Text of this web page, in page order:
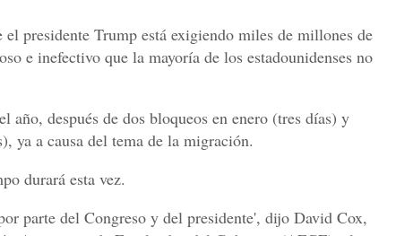
el presidente Trump está exigiendo miles de millones de
e inefectivo que la mayoría de los estadounidenses no
año, después de dos bloqueos en enero (tres días) y
ya a causa del tema de la migración.
durará esta vez.
parte del Congreso y del presidente', dijo David Cox,